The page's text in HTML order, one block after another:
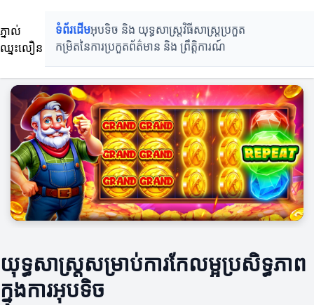
ភ្នាល់
ឈ្នះលឿន
ទំព័រដើមអុបទិច និង យុទ្ធសាស្ត្រវិធីសាស្ត្រប្រកួត
កម្រិតនៃការប្រកួតព័ត៌មាន និង ព្រឹត្តិការណ៍
យុទ្ធសាស្ត្រសម្រាប់ការកែលម្អប្រសិទ្ធភាព
ក្នុងការអុបទិច